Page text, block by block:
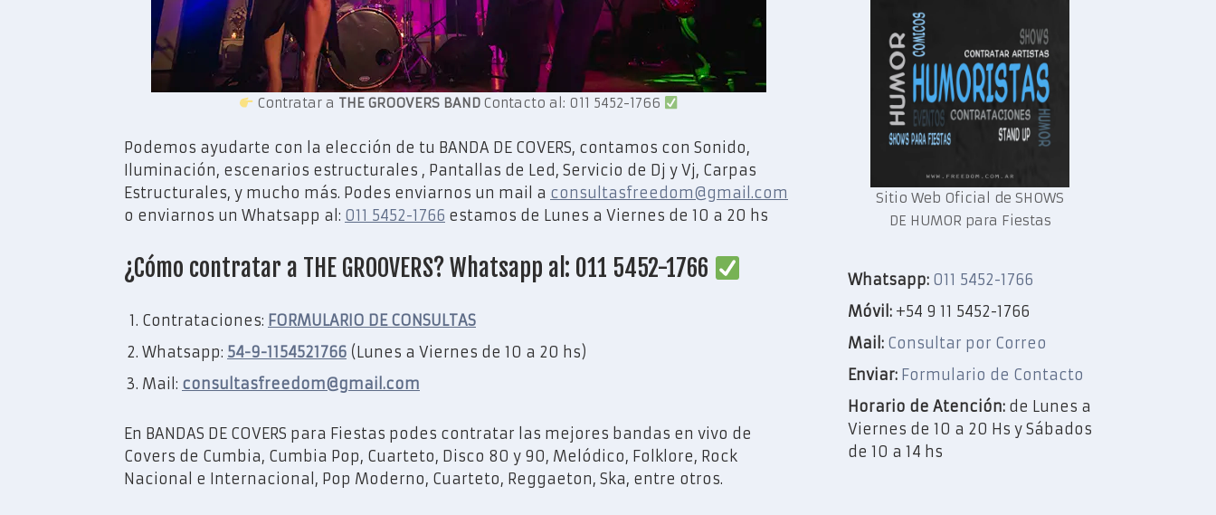
Contratar a THE GROOVERS BANDContacto al: 011 5452-1766
Podemos ayudarte con la elección de tu BANDA DE COVERS, contamos con Sonido,
Iluminación, escenarios estructurales , Pantallas de Led, Servicio de Dj y Vj, Carpas
Estructurales, y mucho más. Podes enviarnos un mail a consultasfreedom@gmail.com
o enviarnos un Whatsapp al: 011 5452-1766 estamos de Lunes a Viernes de 10 a 20 hs
¿Cómo contratar a THE GROOVERS? Whatsapp al: 011 5452-1766
Contrataciones: FORMULARIO DE CONSULTAS
Whatsapp: 54-9-1154521766 (Lunes a Viernes de 10 a 20 hs)
Mail: consultasfreedom@gmail.com
En BANDAS DE COVERS para Fiestas podes contratar las mejores bandas en vivo de
Covers de Cumbia, Cumbia Pop, Cuarteto, Disco 80 y 90, Melódico, Folklore, Rock
Nacional e Internacional, Pop Moderno, Cuarteto, Reggaeton, Ska, entre otros.
Sitio Web Oficial de SHOWS
DE HUMOR para Fiestas
Whatsapp: 011 5452-1766
Móvil: +54 9 11 5452-1766
Mail: Consultar por Correo
Enviar: Formulario de Contacto
Horario de Atención: de Lunes a
Viernes de 10 a 20 Hs y Sábados
de 10 a 14 hs